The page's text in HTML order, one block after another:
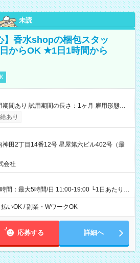
未読
】香水shopの梱包スタッ
からOK ★1日1時間から
期間あり 試用期間の長さ：1ヶ月 雇用形態、
じです。
あり
神田2丁目14番12号 星屋第六ビル402号（最
会社
間：最大5時間/日 11:00-19:00 └1日あたりの
└上記の時間帯内であれば、いつでも勤務可
の中で、お好きな曜日でご勤務いただけま
ように、自由な働き方が可能なお仕事です！
いOK / 副業・WワークOK
応募する 詳細へ